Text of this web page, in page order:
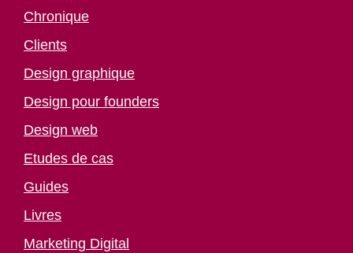
Chronique
Clients
Design graphique
Design pour founders
Design web
Etudes de cas
Guides
Livres
Marketing Digital